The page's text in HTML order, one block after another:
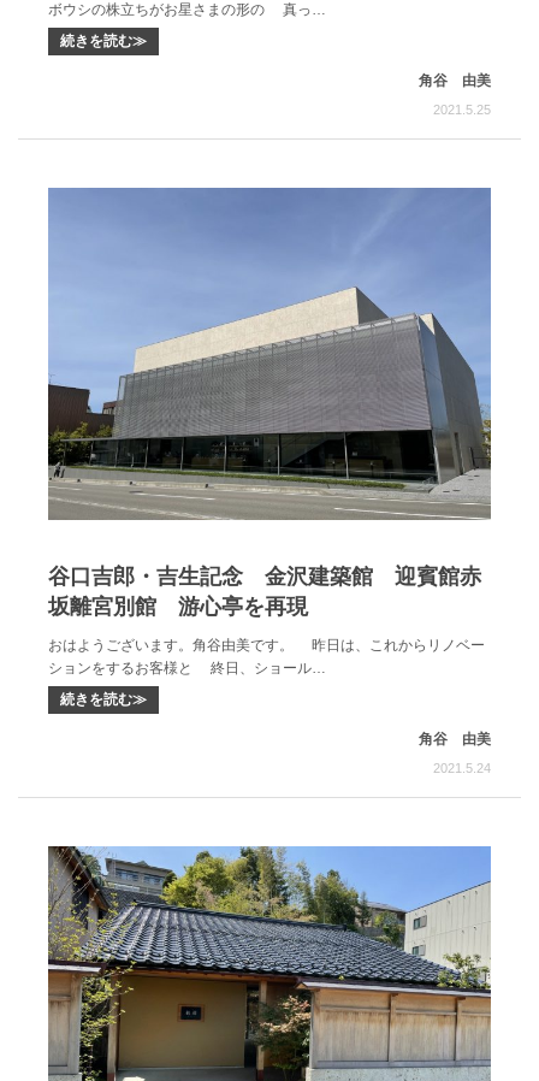
ボウシの株立ちがお星さまの形の 真っ…
続きを読む≫
角谷 由美
2021.5.25
谷口吉郎・吉生記念 金沢建築館 迎賓館赤
坂離宮別館 游心亭を再現
おはようございます。角谷由美です。 昨日は、これからリノベー
ションをするお客様と 終日、ショール…
続きを読む≫
角谷 由美
2021.5.24